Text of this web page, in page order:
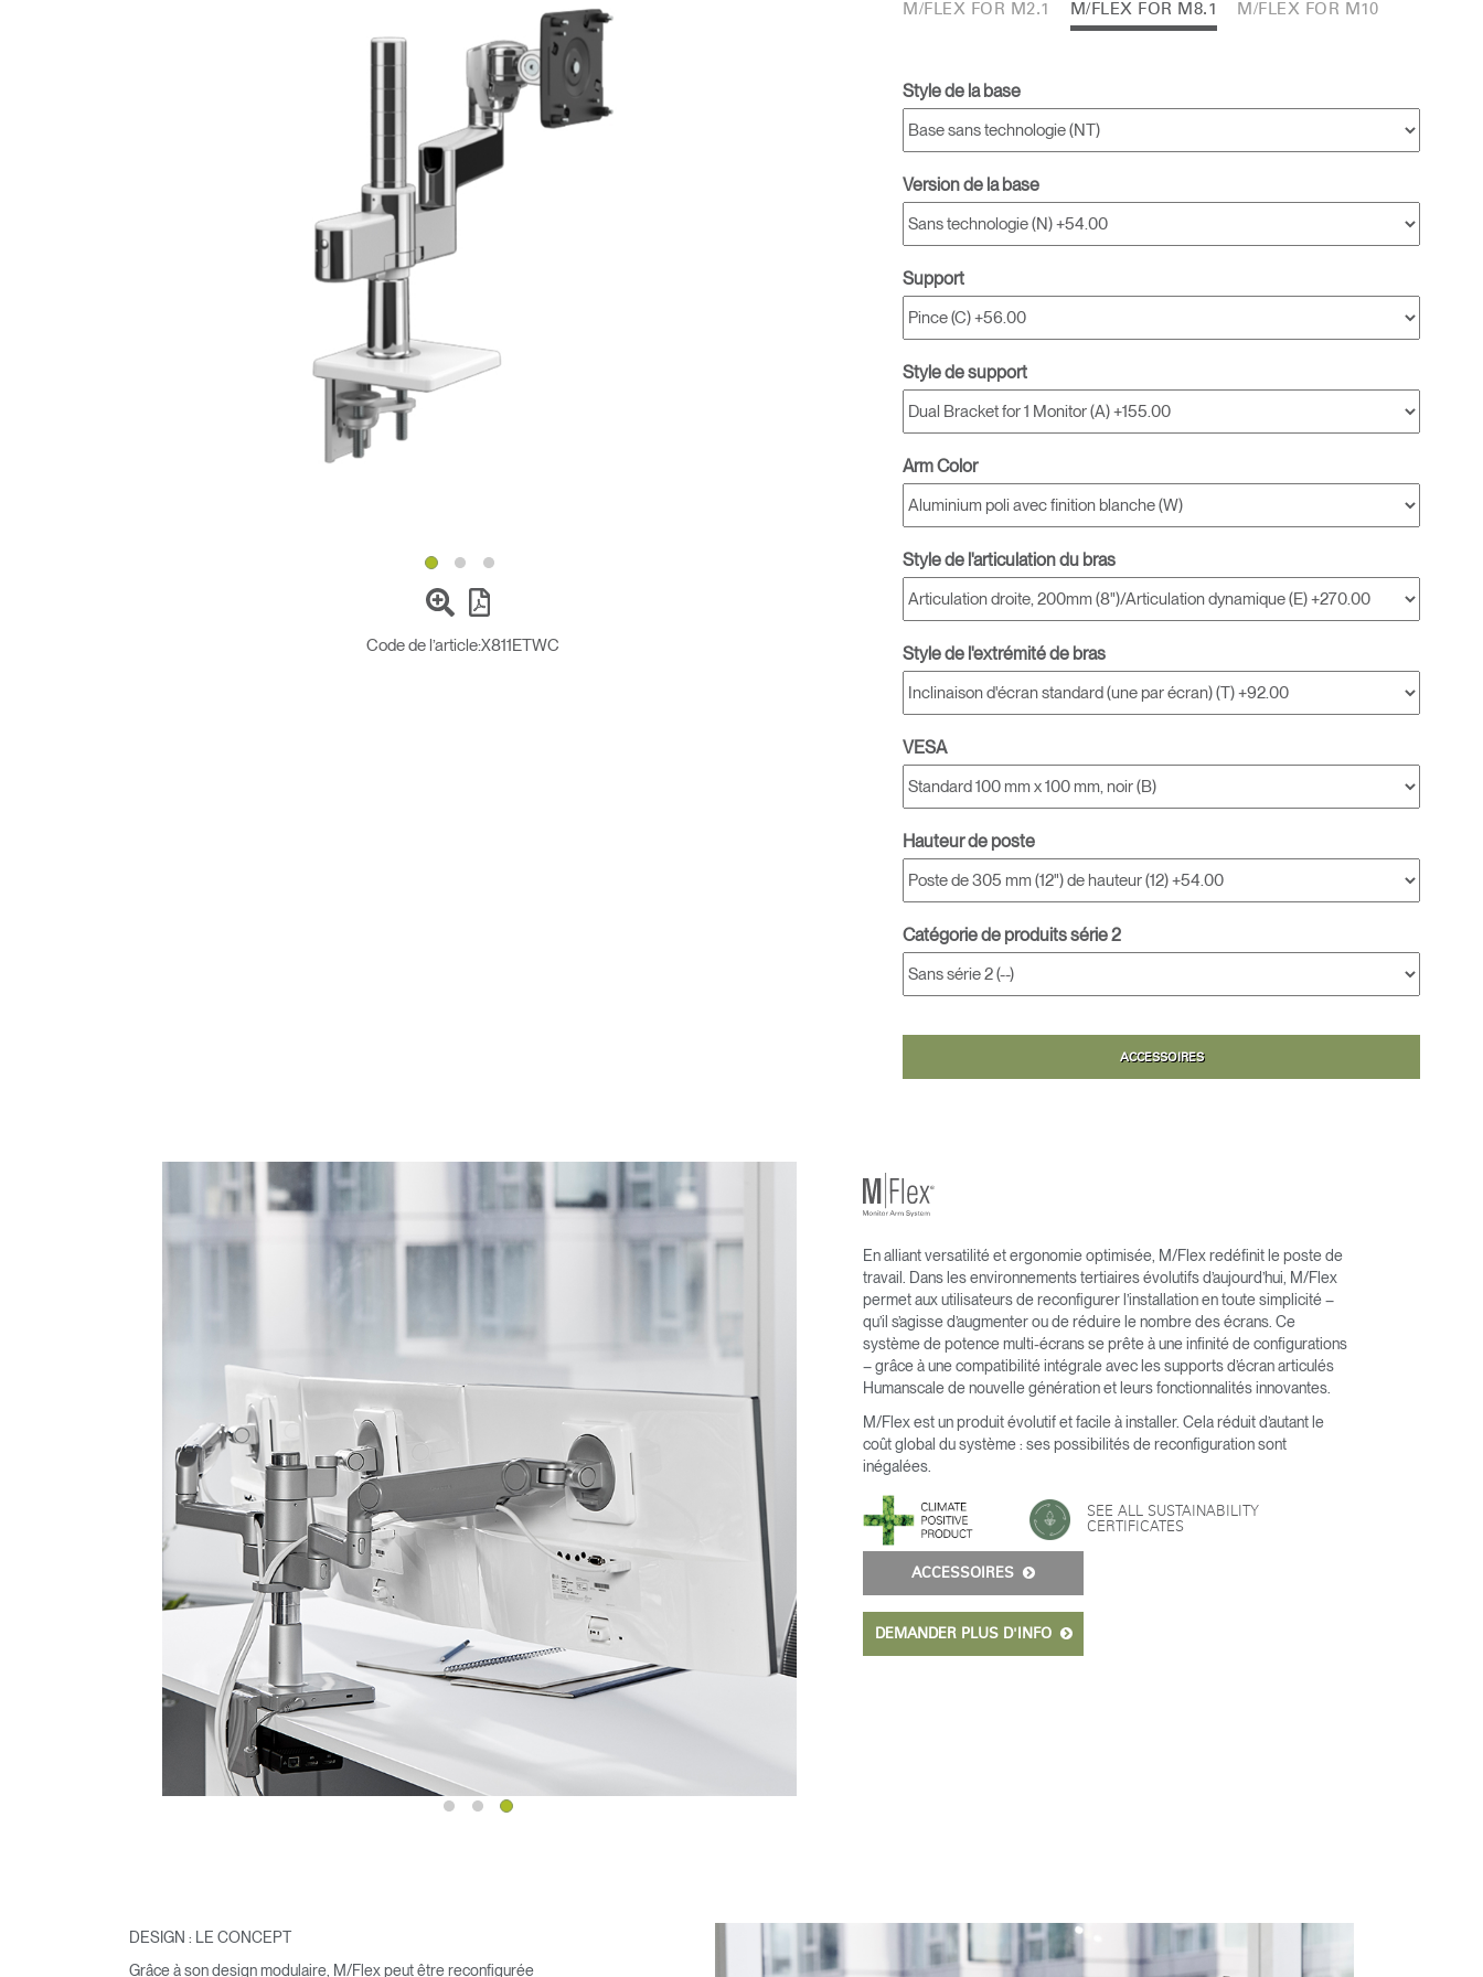
Sélectionnez votre pays
Code de l’article:X811ETWC
M/FLEX FOR M2.1 M/FLEX FOR M8.1 M/FLEX FOR M10
Style de la base
Version de la base
Support
Style de support
Arm Color
Style de l'articulation du bras
Style de l'extrémité de bras
VESA
Hauteur de poste
Catégorie de produits série 2
ACCESSOIRES
En alliant versatilité et ergonomie optimisée, M/Flex redéfinit le poste de
travail. Dans les environnements tertiaires évolutifs d’aujourd’hui, M/Flex
permet aux utilisateurs de reconfigurer l’installation en toute simplicité –
qu’il s’agisse d’augmenter ou de réduire le nombre des écrans. Ce
système de potence multi-écrans se prête à une infinité de configurations
– grâce à une compatibilité intégrale avec les supports d’écran articulés
Humanscale de nouvelle génération et leurs fonctionnalités innovantes.
M/Flex est un produit évolutif et facile à installer. Cela réduit d’autant le
coût global du système : ses possibilités de reconfiguration sont
inégalées.
SEE ALL SUSTAINABILITY
CERTIFICATES
ACCESSOIRES
DEMANDER PLUS D'INFO
DESIGN : LE CONCEPT
Grâce à son design modulaire, M/Flex peut être reconfigurée